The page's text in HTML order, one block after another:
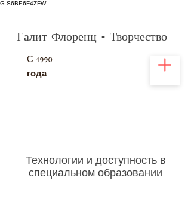
G-S6BE6F4ZFW
С 1990
года
Галит Флоренц - Творчество
Технологии и доступность в
специальном образовании